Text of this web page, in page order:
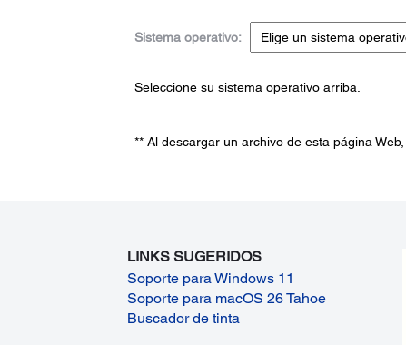
Sistema operativo:
Seleccione su sistema operativo arriba.
** Al descargar un archivo de esta página
LINKS SUGERIDOS
Soporte para Windows 11
Soporte para macOS 26 Tahoe
Buscador de tinta